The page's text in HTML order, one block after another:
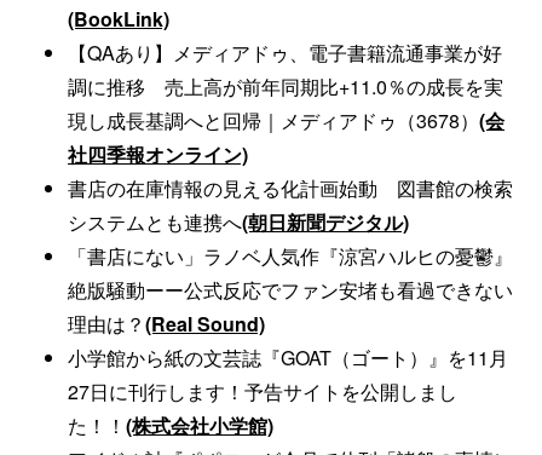
(BookLink)
【QAあり】メディアドゥ、電子書籍流通事業が好
調に推移 売上高が前年同期比+11.0％の成長を実
現し成長基調へと回帰｜メディアドゥ（3678） (会
社四季報オンライン)
書店の在庫情報の見える化計画始動 図書館の検索
システムとも連携へ(朝日新聞デジタル)
「書店にない」ラノベ人気作『涼宮ハルヒの憂鬱』
絶版騒動ーー公式反応でファン安堵も看過できない
理由は？(Real Sound)
小学館から紙の文芸誌『GOAT（ゴート）』を11月
27日に刊行します！予告サイトを公開しまし
た！！ (株式会社小学館)